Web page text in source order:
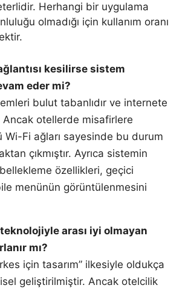
Herhangi bir uygulama
olmadığı için kullanım oranı
kesilirse sistem
eder mi?
bulut tabanlıdır ve internete
otellerde misafirlere
Wi-Fi ağları sayesinde bu durum
çıkmıştır. Ayrıca sistemin
özellikleri, geçici
menünün görüntülenmesini
teknolojiyle arası iyi olmayan
mı?
için tasarım” ilkesiyle oldukça
geliştirilmiştir. Ancak otelcilik